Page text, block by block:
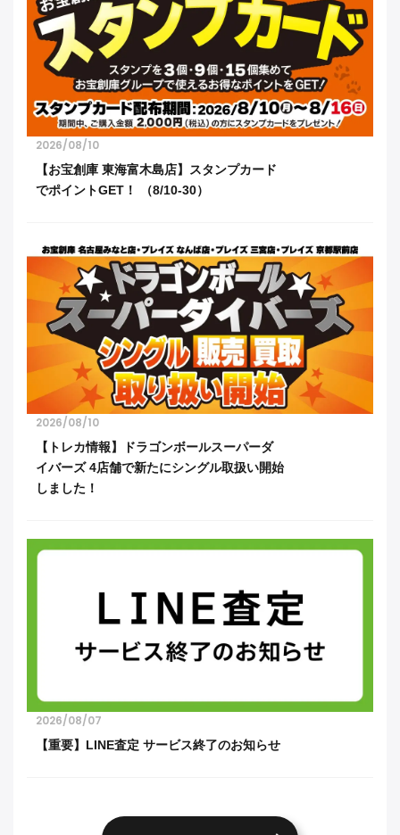
2026/08/10
【お宝創庫 東海富木島店】スタンプカード
でポイントGET！ （8/10-30）
2026/08/10
【トレカ情報】ドラゴンボールスーパーダ
イバーズ 4店舗で新たにシングル取扱い開始
しました！
2026/08/07
【重要】LINE査定 サービス終了のお知らせ